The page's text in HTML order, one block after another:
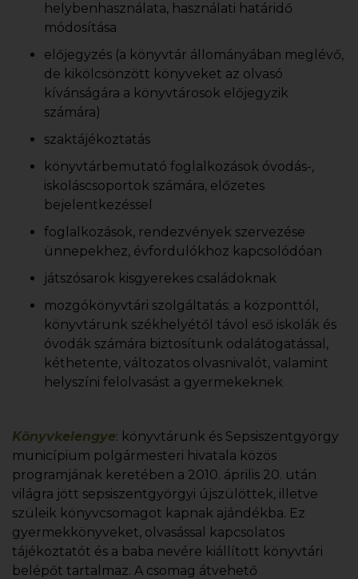
helybenhasználata, használati határidő
módosítása
előjegyzés (a könyvtár állományában meglévő,
de kikölcsönzött könyveket az olvasó
kívánságára a könyvtárosok előjegyzik
számára)
szaktájékoztatás
könyvtárbemutató foglalkozások óvodás-,
iskoláscsoportok számára, előzetes
bejelentkezéssel
foglalkozások, rendezvények szervezése
ünnepekhez, évfordulókhoz kapcsolódóan
játszósarok kisgyerekes családoknak
mozgókönyvtári szolgáltatás: a központtól,
könyvtárunk székhelyétől távol eső iskolák és
óvodák számára biztosítunk odalátogatással,
kéthetente, változatos olvasnivalót, valamint
helyszíni felolvasást a gyermekeknek
Könyvkelengye: könyvtárunk és Sepsiszentgyörgy
municípium polgármesteri hivatala közös
programjának keretében a 2010. április 20. után
világra jött sepsiszentgyörgyi újszülöttek, illetve
szüleik könyvcsomagot kapnak ajándékba. Ez
gyermekkönyveket, olvasással kapcsolatos
tájékoztatót és a baba nevére kiállított könyvtári
belépőt tartalmaz. A csomag átvehető